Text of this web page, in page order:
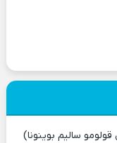
سالیم بوینونا)